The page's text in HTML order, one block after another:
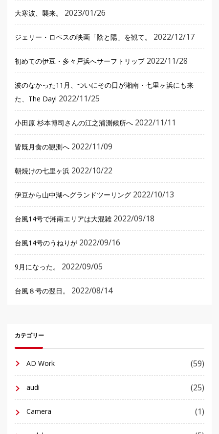
大寒波、襲来。 2023/01/26
ジェリー・ロペスの映画「陰と陽」を観て。 2022/12/17
初めての伊豆・多々戸浜へサーフトリップ 2022/11/28
波のなかった11月、ついにその日が湘南・七里ヶ浜にも来
た、The Day! 2022/11/25
小田原 杉本博司さんの江之浦測候所へ 2022/11/11
皆既月食の観測へ 2022/11/09
朝焼けの七里ヶ浜 2022/10/22
伊豆から山中湖へグランドツーリング 2022/10/13
台風14号で湘南エリアは大混雑 2022/09/18
台風14号のうねりが 2022/09/16
9月になった。 2022/09/05
台風８号の翌日。 2022/08/14
カテゴリー
AD Work (59)
audi (25)
Camera (1)